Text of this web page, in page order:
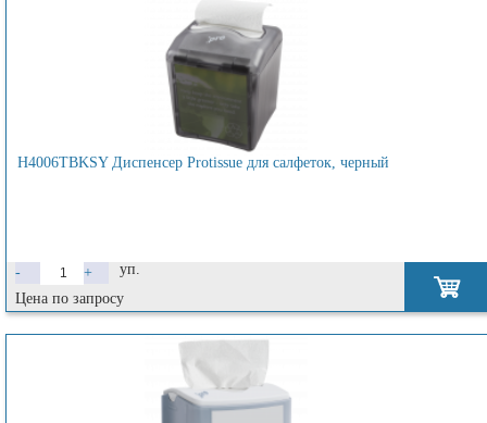
H4006TBKSY Диспенсер Protissue для салфеток, черный
- +
уп.
Цена по запросу